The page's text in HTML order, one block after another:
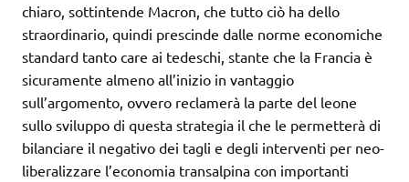
chiaro, sottintende Macron, che tutto ciò ha dello
straordinario, quindi prescinde dalle norme economiche
standard tanto care ai tedeschi, stante che la Francia è
sicuramente almeno all’inizio in vantaggio
sull’argomento, ovvero reclamerà la parte del leone
sullo sviluppo di questa strategia il che le permetterà di
bilanciare il negativo dei tagli e degli interventi per neo-
liberalizzare l’economia transalpina con importanti